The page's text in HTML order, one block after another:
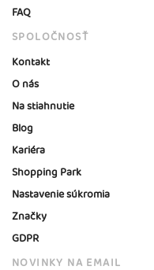
FAQ
SPOLOČNOSŤ
Kontakt
O nás
Na stiahnutie
Blog
Kariéra
Shopping Park
Nastavenie súkromia
Značky
GDPR
NOVINKY NA EMAIL